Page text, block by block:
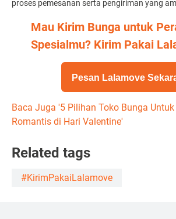
proses pemesanan serta pengiriman yang
Mau Kirim Bunga untuk
Spesialmu? Kirim Pakai
Pesan Lalamove
Baca Juga '5 Pilihan Toko Bunga
Romantis di Hari Valentine'
Related tags
#KirimPakaiLalamove